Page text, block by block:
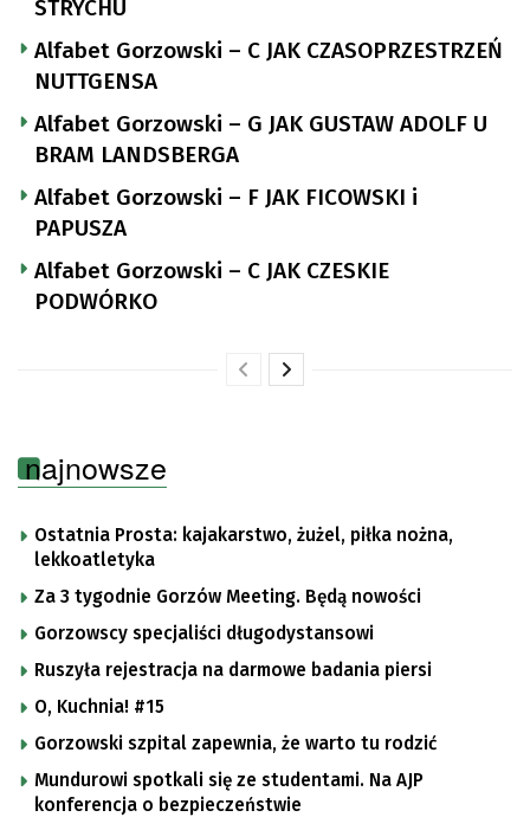
STRYCHU
Alfabet Gorzowski – C JAK CZASOPRZESTRZEŃ
NUTTGENSA
Alfabet Gorzowski – G JAK GUSTAW ADOLF U
BRAM LANDSBERGA
Alfabet Gorzowski – F JAK FICOWSKI i
PAPUSZA
Alfabet Gorzowski – C JAK CZESKIE
PODWÓRKO
najnowsze
Ostatnia Prosta: kajakarstwo, żużel, piłka nożna,
lekkoatletyka
Za 3 tygodnie Gorzów Meeting. Będą nowości
Gorzowscy specjaliści długodystansowi
Ruszyła rejestracja na darmowe badania piersi
O, Kuchnia! #15
Gorzowski szpital zapewnia, że warto tu rodzić
Mundurowi spotkali się ze studentami. Na AJP
konferencja o bezpieczeństwie